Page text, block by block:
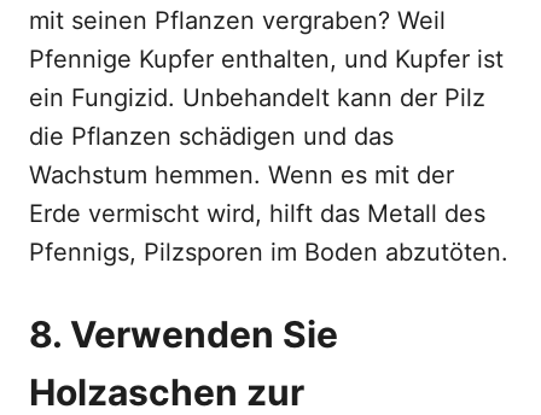
mit seinen Pflanzen vergraben? Weil
Pfennige Kupfer enthalten, und Kupfer ist
ein Fungizid. Unbehandelt kann der Pilz
die Pflanzen schädigen und das
Wachstum hemmen. Wenn es mit der
Erde vermischt wird, hilft das Metall des
Pfennigs, Pilzsporen im Boden abzutöten.
8. Verwenden Sie
Holzaschen zur